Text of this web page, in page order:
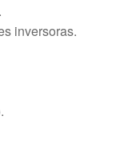
inversoras.